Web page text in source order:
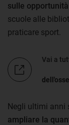
sulle
scuole alle
praticare sport.
Vai a
Negli ultimi anni
ampliare la